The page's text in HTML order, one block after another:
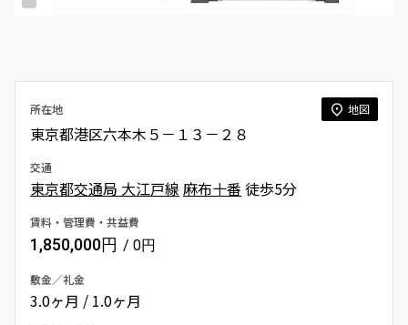
所在地 地図
東京都港区六本木５－１３－２８
交通
東京都交通局 大江戸線 麻布十番 徒歩5分
賃料・管理費・共益費
1,850,000円 / 0円
敷金／礼金
3.0ヶ月 / 1.0ヶ月